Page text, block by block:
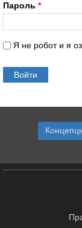
Пароль *
Я не робот и я